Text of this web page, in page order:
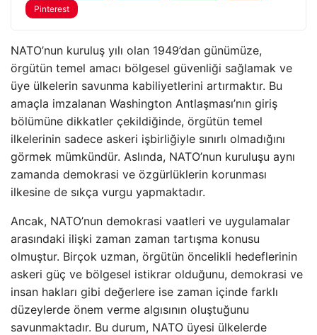
Pinterest
NATO’nun kuruluş yılı olan 1949’dan günümüze,
örgütün temel amacı bölgesel güvenliği sağlamak ve
üye ülkelerin savunma kabiliyetlerini artırmaktır. Bu
amaçla imzalanan Washington Antlaşması’nın giriş
bölümüne dikkatler çekildiğinde, örgütün temel
ilkelerinin sadece askeri işbirliğiyle sınırlı olmadığını
görmek mümkündür. Aslında, NATO’nun kuruluşu aynı
zamanda demokrasi ve özgürlüklerin korunması
ilkesine de sıkça vurgu yapmaktadır.
Ancak, NATO’nun demokrasi vaatleri ve uygulamalar
arasındaki ilişki zaman zaman tartışma konusu
olmuştur. Birçok uzman, örgütün öncelikli hedeflerinin
askeri güç ve bölgesel istikrar olduğunu, demokrasi ve
insan hakları gibi değerlere ise zaman içinde farklı
düzeylerde önem verme algısının oluştuğunu
savunmaktadır. Bu durum, NATO üyesi ülkelerde